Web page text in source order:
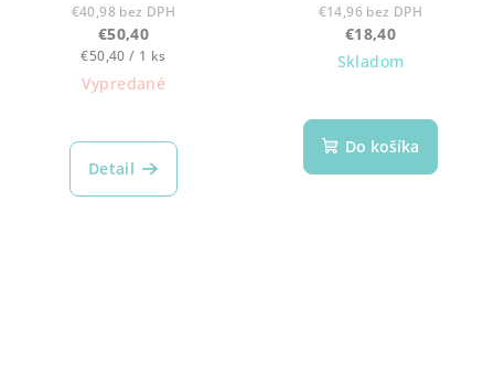
€40,98 bez DPH
€50,40
Jednotková
cena:
€50,40 / 1 ks
Vypredané
Detail
€14,96 bez DPH
€18,40
Skladom
Do košíka